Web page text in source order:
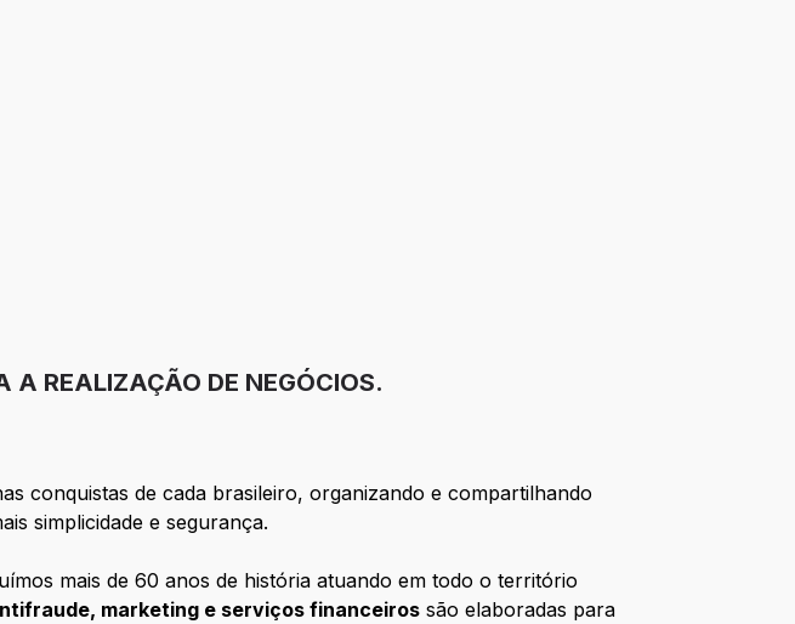
A REALIZAÇÃO DE NEGÓCIOS.
conquistas de cada brasileiro, organizando e compartilhando
simplicidade e segurança.
mais de 60 anos de história atuando em todo o território
marketing e serviços financeiros são elaboradas para